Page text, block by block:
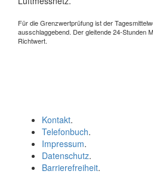
Für die Grenzwertprüfung ist der
ausschlaggebend. Der gleitende 24-Stunden
Richtwert.
Kontakt.
Telefonbuch.
Impressum.
Datenschutz.
Barrierefreiheit.